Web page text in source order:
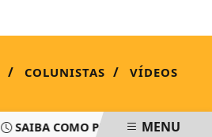
/ COLUNISTAS / VÍDEOS
SAIBA COMO PEDIR MENU